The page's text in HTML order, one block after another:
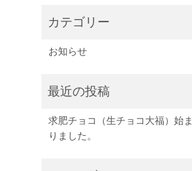
お知らせ
求肥チョコ（生チョコ大福）始ま
りました。